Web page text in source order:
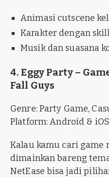
Animasi cutscene
Karakter dengan
Musik dan suasana
4. Eggy Party –
Fall Guys
Genre: Party Game,
Platform: Android & iOS
Kalau kamu cari game
dimainkan bareng
NetEase bisa jadi